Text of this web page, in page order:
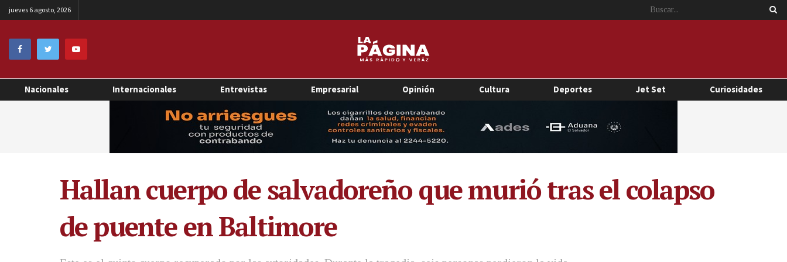
jueves 6 agosto, 2026
Nacionales Internacionales Entrevistas Empresarial Opinión Cultura Deportes Jet Set Curiosidades
Hallan cuerpo de salvadoreño que murió tras el colapso
de puente en Baltimore